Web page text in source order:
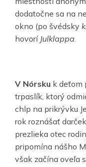
dodatočne sa na
okno (po švédsky
hovorí Julklappa
V Nórsku k deťom
trpaslík, ktorý
chlp na prikrývku
rok roznášať
prezlieka otec
pripomína nášho
však začína oveľa